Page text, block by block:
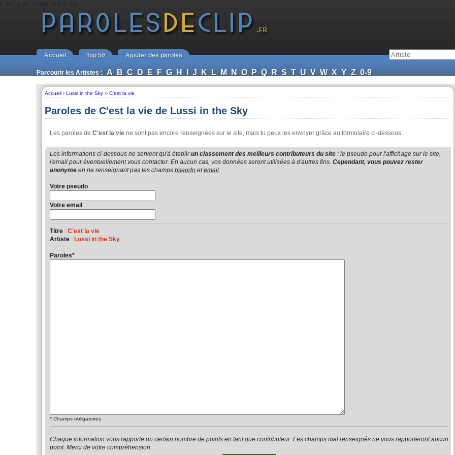
Accueil Top 50 Ajouter des paroles
Parcourir les Artistes : A B C D E F G H I J K L M N O P Q R S T U V W X Y Z 0-9
Accueil › Lussi in the Sky ›› C'est la vie
Paroles de C'est la vie de Lussi in the Sky
Les paroles de C'est la vie ne sont pas encore renseignées sur le site, mais tu peux les envoyer grâce au formulaire ci-dessous.
Les informations ci-dessous ne servent qu'à établirun classement des meilleurs contributeurs du site : le pseudo pour l'affichage sur le site,
l'email pour éventuellement vous contacter. En aucun cas, vos données seront utilisées à d'autres fins. Cependant, vous pouvez rester
anonyme en ne renseignant pas les champs pseudo etemail.
Votre pseudo
Votre email
Titre : C'est la vie
Artiste : Lussi in the Sky
Paroles*
* Champs obligatoires
Chaque information vous rapporte un certain nombre de points en tant que contributeur. Les champs mal renseignés ne vous rapporteront aucun
point. Merci de votre compréhension.